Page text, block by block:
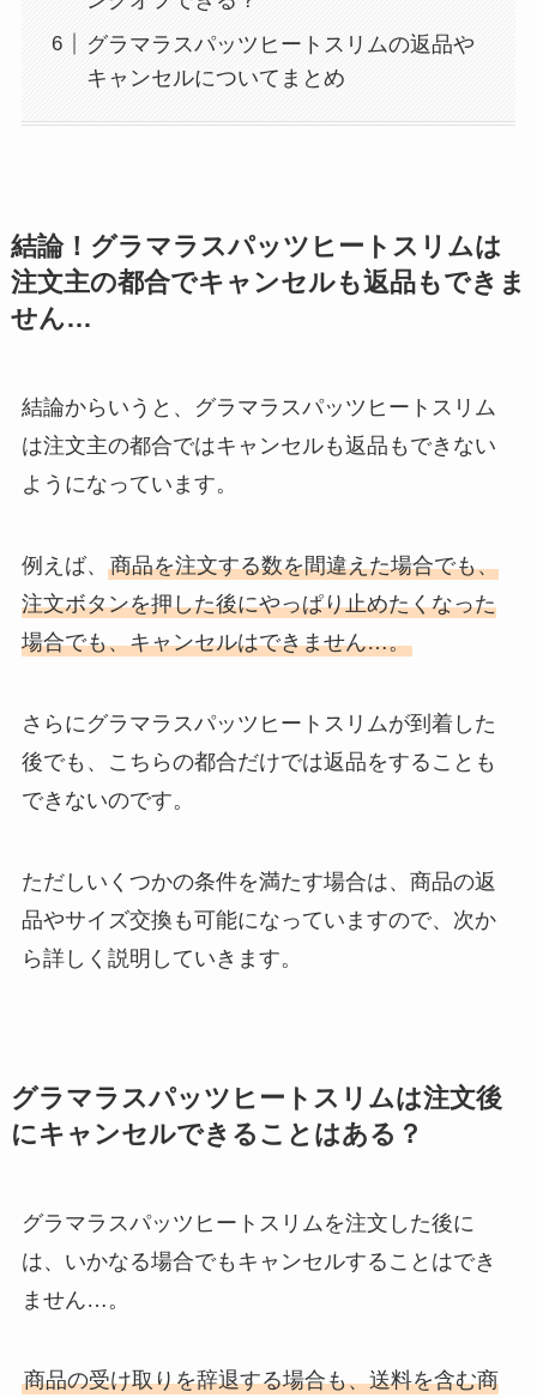
グラマラスパッツヒートスリムの返品や
キャンセルについてまとめ
結論！グラマラスパッツヒートスリムは
注文主の都合でキャンセルも返品もできま
せん…
結論からいうと、グラマラスパッツヒートスリム
は注文主の都合ではキャンセルも返品もできない
ようになっています。
例えば、 商品を注文する数を間違えた場合でも、
注文ボタンを押した後にやっぱり止めたくなった
場合でも、キャンセルはできません…。
さらにグラマラスパッツヒートスリムが到着した
後でも、こちらの都合だけでは返品をすることも
できないのです。
ただしいくつかの条件を満たす場合は、商品の返
品やサイズ交換も可能になっていますので、次か
ら詳しく説明していきます。
グラマラスパッツヒートスリムは注文後
にキャンセルできることはある？
グラマラスパッツヒートスリムを注文した後に
は、いかなる場合でもキャンセルすることはでき
ません…。
商品の受け取りを辞退する場合も、送料を含む商